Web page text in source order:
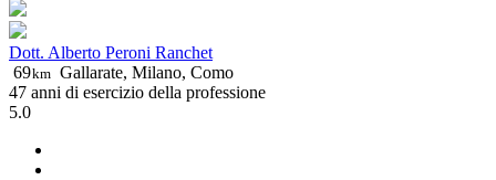
Dott. Alberto Peroni Ranchet
69km Gallarate, Milano, Como
47 anni di esercizio della professione
5.0